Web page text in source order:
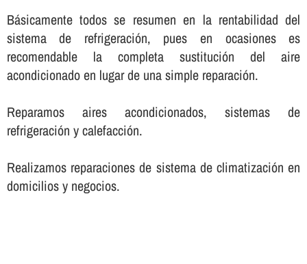
Básicamente todos se resumen en la rentabilidad del
sistema de refrigeración, pues en ocasiones es
recomendable la completa sustitución del aire
acondicionado en lugar de una simple reparación.
Reparamos aires acondicionados, sistemas de
refrigeración y calefacción.
Realizamos reparaciones de sistema de climatización en
domicilios y negocios.